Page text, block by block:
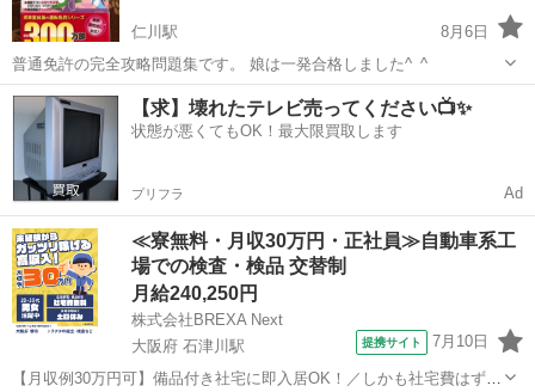
仁川駅
8月6日
普通免許の完全攻略問題集です。 娘は一発合格しました^_^
兵庫 西宮市 仁川駅 参考書 問題集
【求】壊れたテレビ売ってください📺✨
状態が悪くてもOK！最大限買取します
プリフラ Ad
≪寮無料・月収30万円・正社員≫自動車系工
場での検査・検品 交替制
月給240,250円
株式会社BREXA Next
大阪府 石津川駅
提携サイト 7月10日
【月収例30万円可】備品付き社宅に即入居OK！／しかも社宅費はずっ